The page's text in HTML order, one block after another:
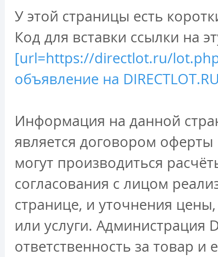
У этой страницы есть
Код для вставки ссылки на
[url=https://directlot.ru/
объявление на
Информация на данной
является договором
могут производиться
согласования с лицом
странице, и уточнения
или услуги. Администрация
ответственность за товар и